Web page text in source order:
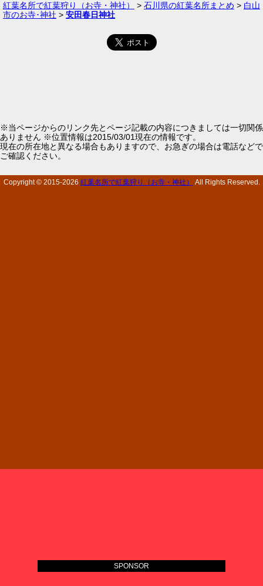
紅葉名所で紅葉狩り（お寺・神社） > 石川県の紅葉名所まとめ > 白山
市のお寺･神社 > 安田春日神社
※当ページからのリンク先とページ記載の内容につきましては一切関係
ありません ※位置情報は2015/03/01現在の情報です。
現在の所在地と異なる場合もありますので、お急ぎの場合は電話などで
ご確認ください。
Copyright © 2015-2026 紅葉名所で紅葉狩り（お寺・神社） All Rights Reserved.
SPONSOR